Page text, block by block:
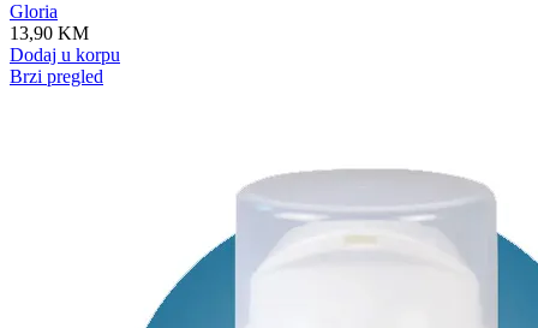
Gloria
13,90 KM
Dodaj u korpu
Brzi pregled